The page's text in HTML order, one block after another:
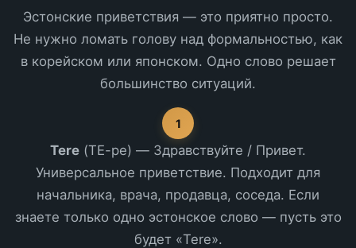
Эстонские приветствия — это приятно просто.
Не нужно ломать голову над формальностью, как
в корейском или японском. Одно слово решает
большинство ситуаций.
1
Tere (ТЕ-ре) — Здравствуйте / Привет.
Универсальное приветствие. Подходит для
начальника, врача, продавца, соседа. Если
знаете только одно эстонское слово — пусть это
будет «Tere».